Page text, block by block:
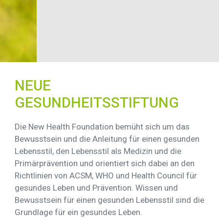
NEUE
GESUNDHEITSSTIFTUNG
Die New Health Foundation bemüht sich um das
Bewusstsein und die Anleitung für einen gesunden
Lebensstil, den Lebensstil als Medizin und die
Primärprävention und orientiert sich dabei an den
Richtlinien von ACSM, WHO und Health Council für
gesundes Leben und Prävention. Wissen und
Bewusstsein für einen gesunden Lebensstil sind die
Grundlage für ein gesundes Leben.